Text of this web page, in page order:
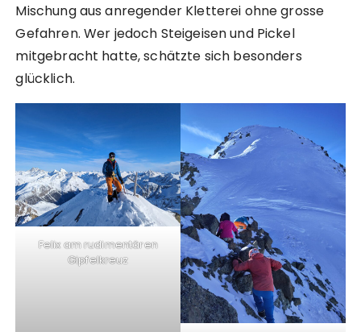
Mischung aus anregender Kletterei ohne grosse
Gefahren. Wer jedoch Steigeisen und Pickel
mitgebracht hatte, schätzte sich besonders
glücklich.
Felix am rudimentären
Gipfelkreuz